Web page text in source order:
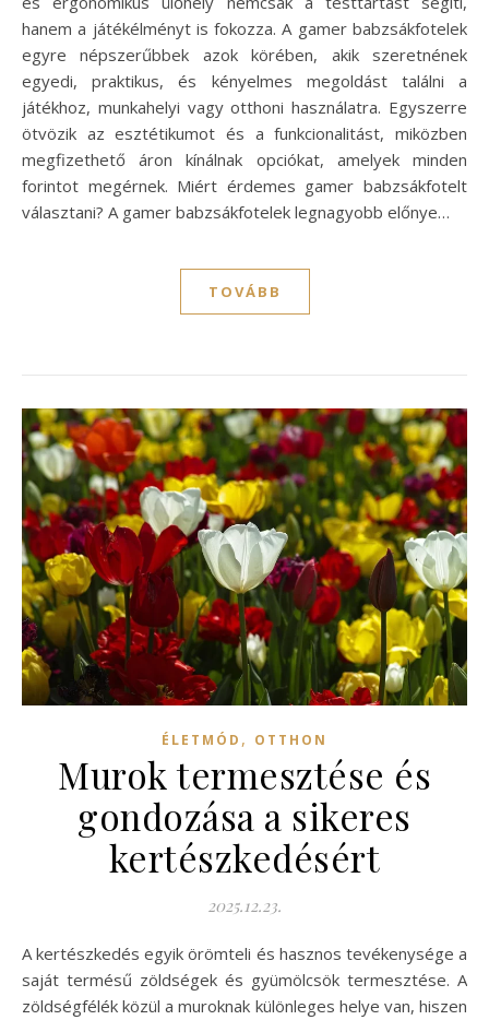
hanem a játékélményt is fokozza. A gamer babzsákfotelek
egyre népszerűbbek azok körében, akik szeretnének
egyedi, praktikus, és kényelmes megoldást találni a
játékhoz, munkahelyi vagy otthoni használatra. Egyszerre
ötvözik az esztétikumot és a funkcionalitást, miközben
megfizethető áron kínálnak opciókat, amelyek minden
forintot megérnek. Miért érdemes gamer babzsákfotelt
választani? A gamer babzsákfotelek legnagyobb előnye…
TOVÁBB
ÉLETMÓD , OTTHON
Murok termesztése és
gondozása a sikeres
kertészkedésért
2025.12.23.
A kertészkedés egyik örömteli és hasznos tevékenysége a
saját termésű zöldségek és gyümölcsök termesztése. A
zöldségfélék közül a muroknak különleges helye van, hiszen